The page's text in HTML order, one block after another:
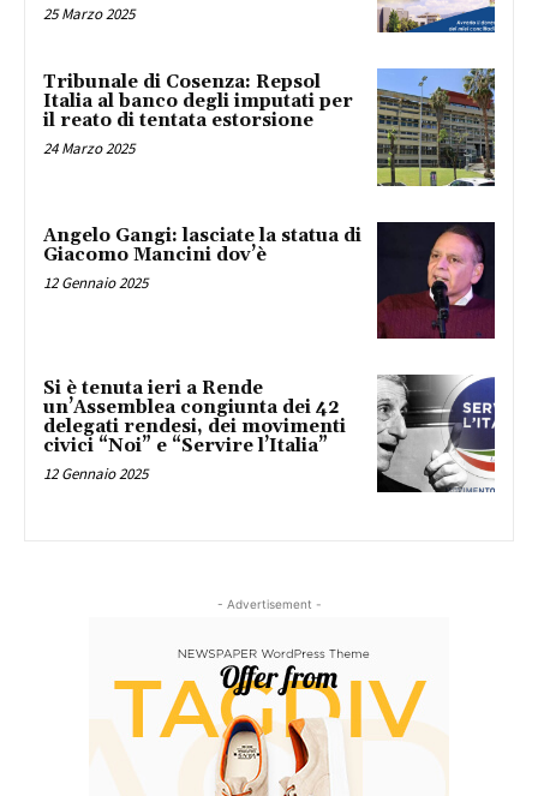
25 Marzo 2025
Tribunale di Cosenza: Repsol
Italia al banco degli imputati per
il reato di tentata estorsione
24 Marzo 2025
Angelo Gangi: lasciate la statua di
Giacomo Mancini dov’è
12 Gennaio 2025
Si è tenuta ieri a Rende
un’Assemblea congiunta dei 42
delegati rendesi, dei movimenti
civici “Noi” e “Servire l’Italia”
12 Gennaio 2025
- Advertisement -